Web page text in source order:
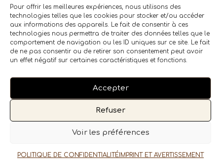
Pour offrir les meilleures expériences, nous utilisons des
technologies telles que les cookies pour stocker et/ou accéder
aux informations des appareils. Le fait de consentir à ces
technologies nous permettra de traiter des données telles que le
comportement de navigation ou les ID uniques sur ce site. Le fait
de ne pas consentir ou de retirer son consentement peut avoir
un effet négatif sur certaines caractéristiques et fonctions.
Accepter
Refuser
Voir les préférences
POLITIQUE DE CONFIDENTIALITÉIMPRINT ET AVERTISSEMENT
MENTIONS LÉGALES/CGV
SUIVEZ LE SALON SUR LES RÉSEAUX SOCIAUX